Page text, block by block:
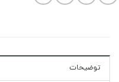
توضیحات